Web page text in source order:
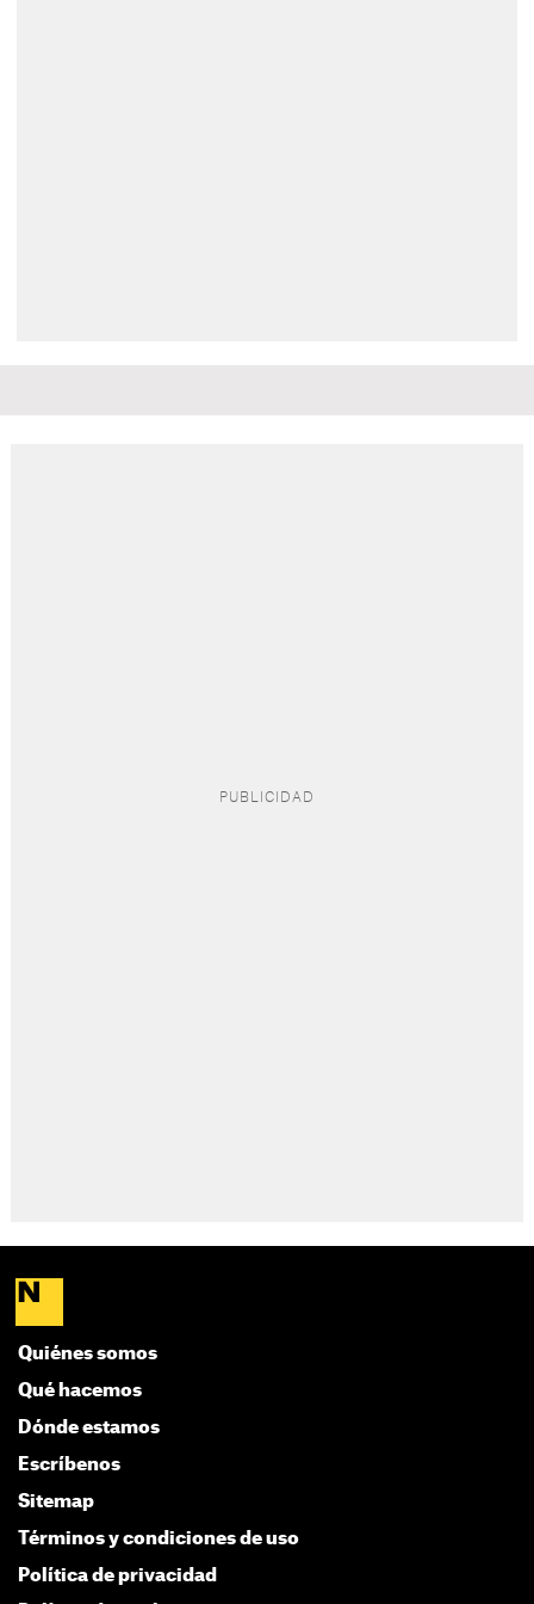
Quiénes somos
Qué hacemos
Dónde estamos
Escríbenos
Sitemap
Términos y condiciones de uso
Política de privacidad